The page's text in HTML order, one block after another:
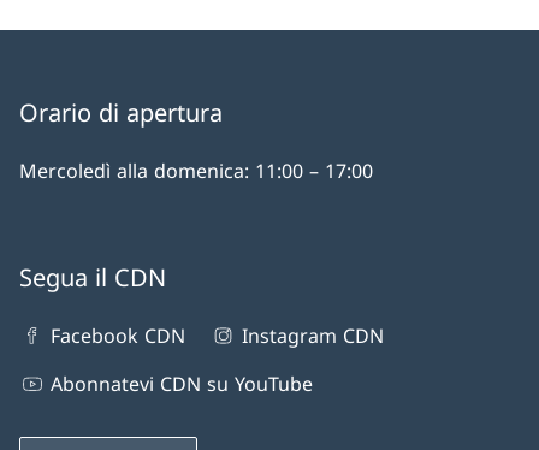
Orario di apertura
Mercoledì alla domenica: 11:00 – 17:00
Segua il CDN
Facebook CDN
Instagram CDN
Abonnatevi CDN su YouTube